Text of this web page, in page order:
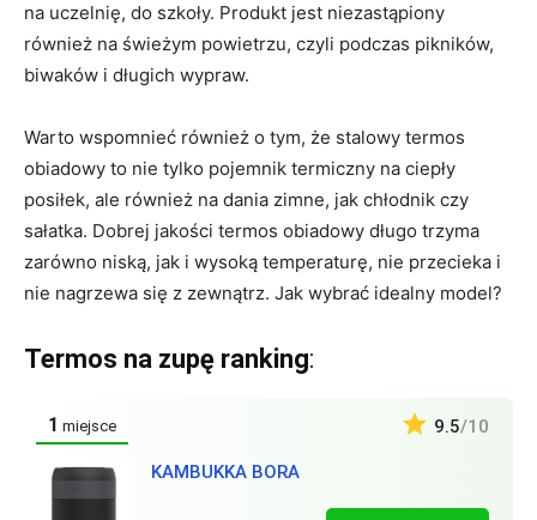
na uczelnię, do szkoły. Produkt jest niezastąpiony
również na świeżym powietrzu, czyli podczas pikników,
biwaków i długich wypraw.
Warto wspomnieć również o tym, że stalowy termos
obiadowy to nie tylko pojemnik termiczny na ciepły
posiłek, ale również na dania zimne, jak chłodnik czy
sałatka. Dobrej jakości termos obiadowy długo trzyma
zarówno niską, jak i wysoką temperaturę, nie przecieka i
nie nagrzewa się z zewnątrz. Jak wybrać idealny model?
Termos na zupę ranking:
1 miejsce
KAMBUKKA BORA
9.5/10